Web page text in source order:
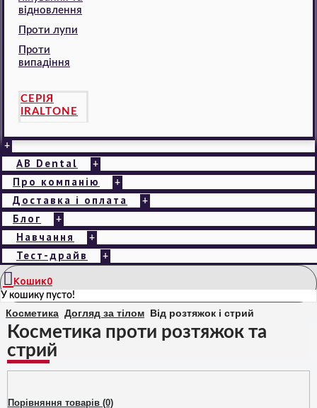
відновлення
Проти лупи
Проти
випадіння
СЕРІЯ
IRALTONE
+
AB Dental +
Про компанію +
Доставка і оплата +
Блог +
Навчання +
Тест-драйв +
Кошик0
У кошику пусто!
Косметика Догляд за тілом Від розтяжок і стрий
Косметика проти розтяжок та
стрий
Порівняння товарів (0)